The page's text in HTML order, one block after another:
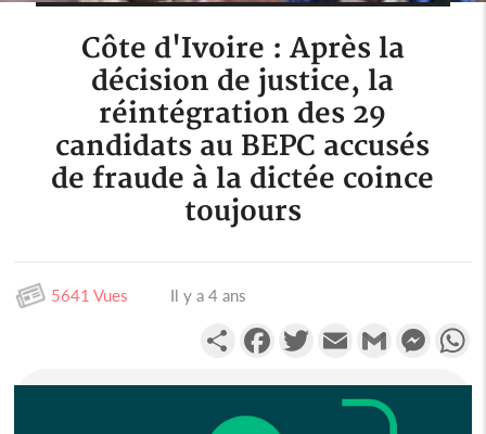
Côte d'Ivoire : Après la
décision de justice, la
réintégration des 29
candidats au BEPC accusés
de fraude à la dictée coince
toujours
5641 Vues Il y a 4 ans
PartagerFacebookTwitterEmail Gmail